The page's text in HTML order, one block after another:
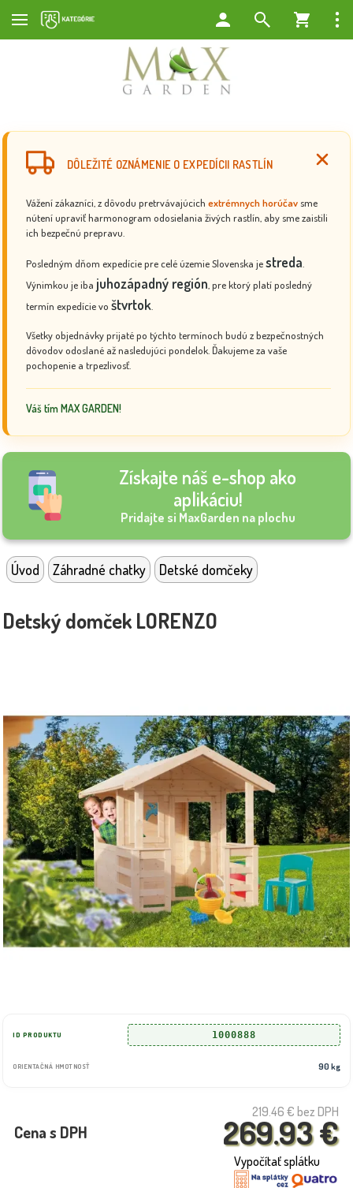
DÔLEŽITÉ OZNÁMENIE O EXPEDÍCII RASTLÍN
Vážení zákazníci, z dôvodu pretrvávajúcich extrémnych horúčav sme
nútení upraviť harmonogram odosielania živých rastlín, aby sme zaistili
ich bezpečnú prepravu.
Posledným dňom expedície pre celé územie Slovenska jestreda
Výnimkou je iba juhozápadný región , pre ktorý platí posledný
termín expedície vo štvrtok
Všetky objednávky prijaté po týchto termínoch budú z bezpečnostných
dôvodov odoslané až nasledujúci pondelok. Ďakujeme za vaše
pochopenie a trpezlivosť.
Váš tím MAX GARDEN!
Získajte náš e-shop ako
aplikáciu!
Pridajte si MaxGarden na plochu
Úvod Záhradné chatky Detské domčeky
Detský domček LORENZO
ID PRODUKTU 1000888
ORIENTAČNÁ HMOTNOSŤ 90 kg
219.46 € bez DPH
269.93 €
Cena s DPH
Vypočítať splátku